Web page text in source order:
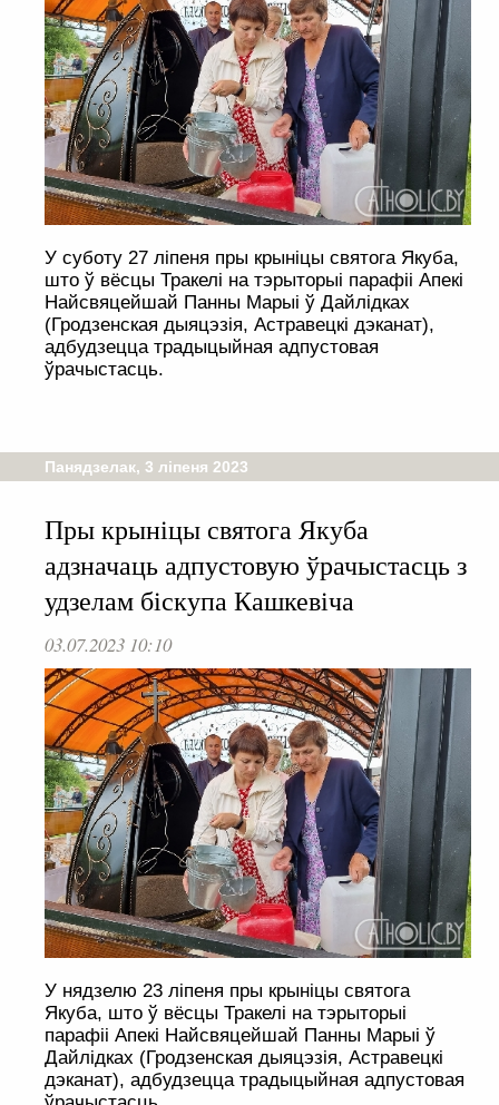
У суботу 27 ліпеня пры крыніцы святога Якуба,
што ў вёсцы Тракелі на тэрыторыі парафіі Апекі
Найсвяцейшай Панны Марыі ў Дайлідках
(Гродзенская дыяцэзія, Астравецкі дэканат),
адбудзецца традыцыйная адпустовая
ўрачыстасць.
Панядзелак, 3 ліпеня 2023
Пры крыніцы святога Якуба
адзначаць адпустовую ўрачыстасць з
удзелам біскупа Кашкевіча
03.07.2023 10:10
У нядзелю 23 ліпеня пры крыніцы святога
Якуба, што ў вёсцы Тракелі на тэрыторыі
парафіі Апекі Найсвяцейшай Панны Марыі ў
Дайлідках (Гродзенская дыяцэзія, Астравецкі
дэканат), адбудзецца традыцыйная адпустовая